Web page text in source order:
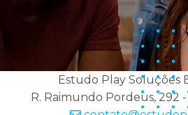
Estudo Play Soluções
R. Raimundo Pordeus, 292